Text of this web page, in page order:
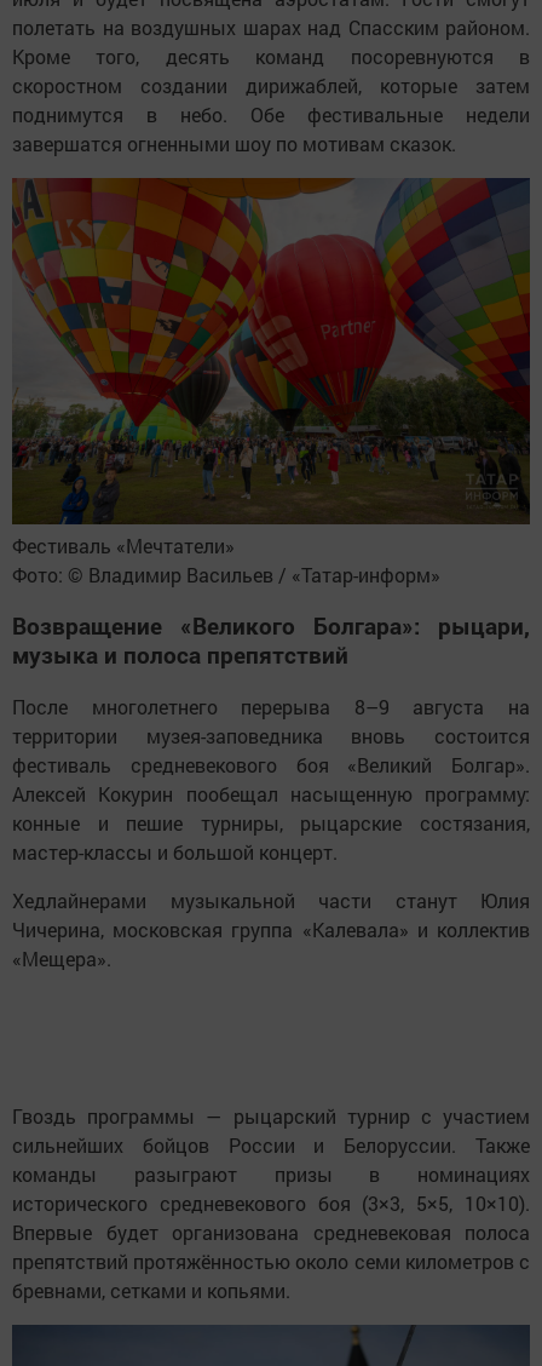
полетать на воздушных шарах над Спасским районом.
Кроме того, десять команд посоревнуются в
скоростном создании дирижаблей, которые затем
поднимутся в небо. Обе фестивальные недели
завершатся огненными шоу по мотивам сказок.
Фестиваль «Мечтатели»
Фото: © Владимир Васильев / «Татар-информ»
Возвращение «Великого Болгара»: рыцари,
музыка и полоса препятствий
После многолетнего перерыва 8–9 августа на
территории музея-заповедника вновь состоится
фестиваль средневекового боя «Великий Болгар».
Алексей Кокурин пообещал насыщенную программу:
конные и пешие турниры, рыцарские состязания,
мастер-классы и большой концерт.
Хедлайнерами музыкальной части станут Юлия
Чичерина, московская группа «Калевала» и коллектив
«Мещера».
Гвоздь программы — рыцарский турнир с участием
сильнейших бойцов России и Белоруссии. Также
команды разыграют призы в номинациях
исторического средневекового боя (3×3, 5×5, 10×10).
Впервые будет организована средневековая полоса
препятствий протяжённостью около семи километров с
бревнами, сетками и копьями.